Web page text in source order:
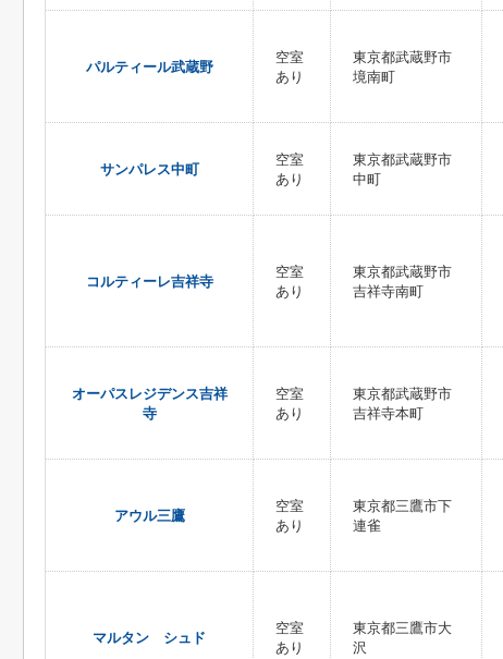
パルティール武蔵野
空室
あり
東京都武蔵野市
境南町
サンパレス中町
空室
あり
東京都武蔵野市
中町
コルティーレ吉祥寺
空室
あり
東京都武蔵野市
吉祥寺南町
オーパスレジデンス吉祥
寺
空室
あり
東京都武蔵野市
吉祥寺本町
アウル三鷹
空室
あり
東京都三鷹市下
連雀
マルタン シュド
空室
あり
東京都三鷹市大
沢